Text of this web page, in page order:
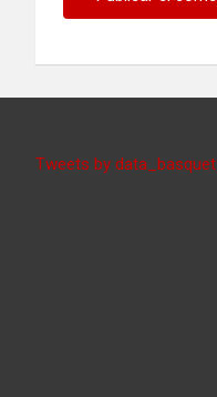
Tweets by data_basquet